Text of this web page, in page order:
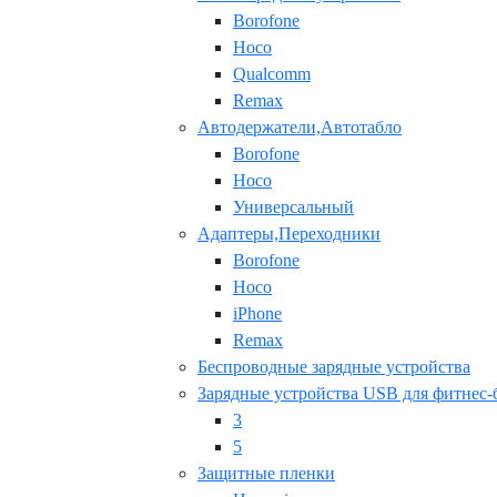
Borofone
Hoco
Qualcomm
Remax
Автодержатели,Автотабло
Borofone
Hoco
Универсальный
Адаптеры,Переходники
Borofone
Hoco
iPhone
Remax
Беспроводные зарядные устройства
Зарядные устройства USB для фитнес-
3
5
Защитные пленки